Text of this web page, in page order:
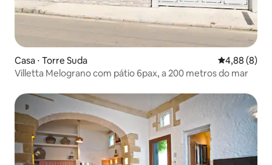
Casa ⋅ Torre Suda 4,88 de uma
4,88 (8)
Villetta Melograno com pátio 6pax, a 200 metros do mar